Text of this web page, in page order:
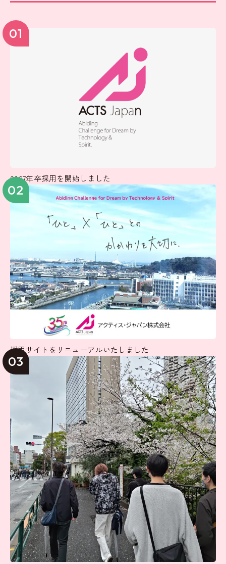
01
2027年卒採用を開始しました
02
採用サイトをリニューアルいたしました
03